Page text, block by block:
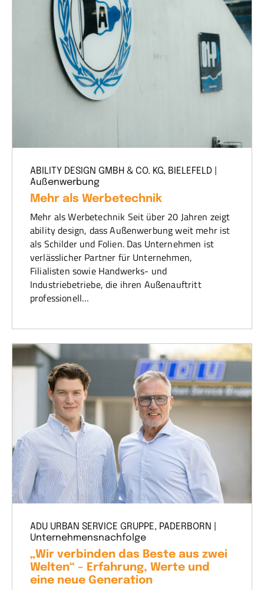
ABILITY DESIGN GMBH & CO. KG, BIELEFELD |
Außenwerbung
Mehr als Werbetechnik
Mehr als Werbetechnik Seit über 20 Jahren zeigt
ability design, dass Außenwerbung weit mehr ist
als Schilder und Folien. Das Unternehmen ist
verlässlicher Partner für Unternehmen,
Filialisten sowie Handwerks- und
Industriebetriebe, die ihren Außenauftritt
professionell…
ADU URBAN SERVICE GRUPPE, PADERBORN |
Unternehmensnachfolge
„Wir verbinden das Beste aus zwei
Welten“ – Erfahrung, Werte und
eine neue Generation